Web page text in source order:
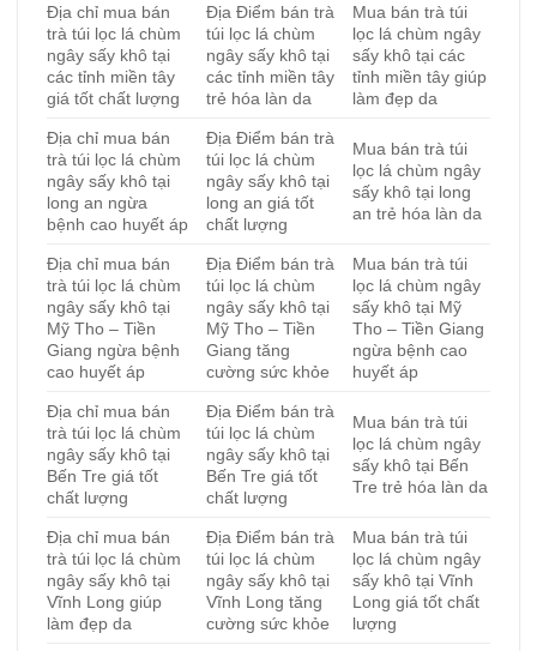
Địa chỉ mua bán
trà túi lọc lá chùm
ngây sấy khô tại
các tỉnh miền tây
giá tốt chất lượng
Địa Điểm bán trà
túi lọc lá chùm
ngây sấy khô tại
các tỉnh miền tây
trẻ hóa làn da
Mua bán trà túi
lọc lá chùm ngây
sấy khô tại các
tỉnh miền tây giúp
làm đẹp da
Địa chỉ mua bán
trà túi lọc lá chùm
ngây sấy khô tại
long an ngừa
bệnh cao huyết áp
Địa Điểm bán trà
túi lọc lá chùm
ngây sấy khô tại
long an giá tốt
chất lượng
Mua bán trà túi
lọc lá chùm ngây
sấy khô tại long
an trẻ hóa làn da
Địa chỉ mua bán
trà túi lọc lá chùm
ngây sấy khô tại
Mỹ Tho – Tiền
Giang ngừa bệnh
cao huyết áp
Địa Điểm bán trà
túi lọc lá chùm
ngây sấy khô tại
Mỹ Tho – Tiền
Giang tăng
cường sức khỏe
Mua bán trà túi
lọc lá chùm ngây
sấy khô tại Mỹ
Tho – Tiền Giang
ngừa bệnh cao
huyết áp
Địa chỉ mua bán
trà túi lọc lá chùm
ngây sấy khô tại
Bến Tre giá tốt
chất lượng
Địa Điểm bán trà
túi lọc lá chùm
ngây sấy khô tại
Bến Tre giá tốt
chất lượng
Mua bán trà túi
lọc lá chùm ngây
sấy khô tại Bến
Tre trẻ hóa làn da
Địa chỉ mua bán
trà túi lọc lá chùm
ngây sấy khô tại
Vĩnh Long giúp
làm đẹp da
Địa Điểm bán trà
túi lọc lá chùm
ngây sấy khô tại
Vĩnh Long tăng
cường sức khỏe
Mua bán trà túi
lọc lá chùm ngây
sấy khô tại Vĩnh
Long giá tốt chất
lượng